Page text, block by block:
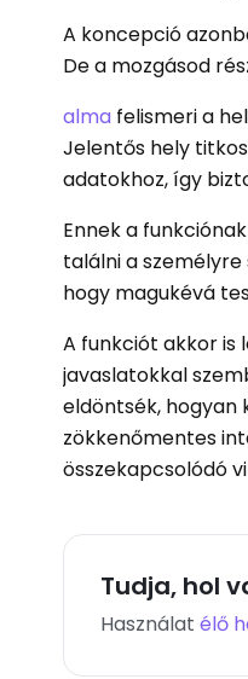
A koncepció
De a mozgásod
alma felismeri a
Jelentős hely
adatokhoz, így
Ennek a
találni a
hogy magukévá
A funkciót akkor is
javaslatokkal
eldöntsék, hogyan
zökkenőmentes
összekapcsolódó
Tudja, hol
Használatélő